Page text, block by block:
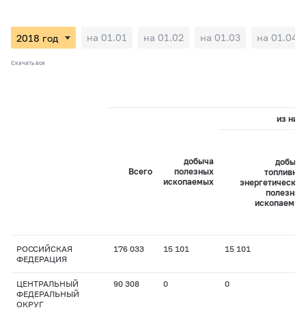
на 01.01 на 01.02 на 01.03 на 01.04
Скачать все
Всего
добыча
полезных
ископаемых
из них:
добыча
топливно-
энергетических
полезных
ископаемых
РОССИЙСКАЯ
ФЕДЕРАЦИЯ
176 033 15 101 15 101
ЦЕНТРАЛЬНЫЙ
ФЕДЕРАЛЬНЫЙ
ОКРУГ
90 308 0 0